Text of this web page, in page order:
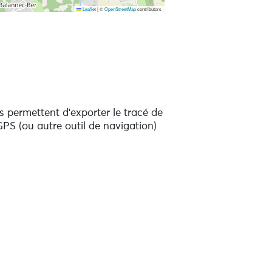
Leaflet |©OpenStreetMapcontributors
permettent d'exporter le tracé de
(ou autre outil de navigation)